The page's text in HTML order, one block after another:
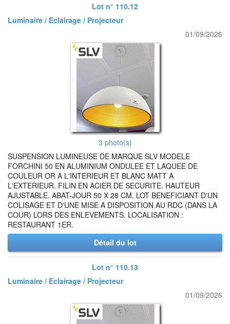
Lot n° 110.12
Luminaire / Eclairage / Projecteur
01/09/2026
3 photo(s)
SUSPENSION LUMINEUSE DE MARQUE SLV MODELE
FORCHINI 50 EN ALUMINIUM ONDULEE ET LAQUEE DE
COULEUR OR A L'INTERIEUR ET BLANC MATT A
L'EXTERIEUR. FILIN EN ACIER DE SECURITE. HAUTEUR
AJUSTABLE. ABAT-JOUR 50 X 28 CM. LOT BENEFICIANT D'UN
COLISAGE ET D'UNE MISE A DISPOSITION AU RDC (DANS LA
COUR) LORS DES ENLEVEMENTS. LOCALISATION :
RESTAURANT 1ER.
Détail du lot
Lot n° 110.13
Luminaire / Eclairage / Projecteur
01/09/2026